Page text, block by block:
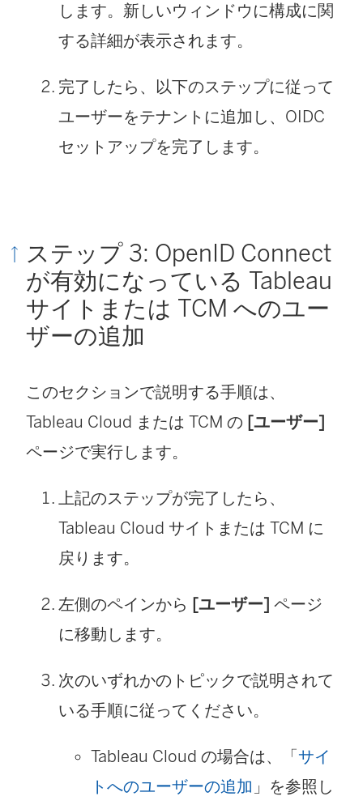
します。新しいウィンドウに構成に関
する詳細が表示されます。
完了したら、以下のステップに従って
ユーザーをテナントに追加し、OIDC
セットアップを完了します。
ステップ 3: OpenID Connect
が有効になっている Tableau
サイト または TCM へのユー
ザーの追加
このセクションで説明する手順は、
Tableau Cloud または TCM の [ユーザー]
ページで実行します。
上記のステップが完了したら、
Tableau Cloud サイトまたは TCM に
戻ります。
左側のペインから [ユーザー] ページ
に移動します。
次のいずれかのトピックで説明されて
いる手順に従ってください。
Tableau Cloud の場合は、「サイ
トへのユーザーの追加 」を参照し